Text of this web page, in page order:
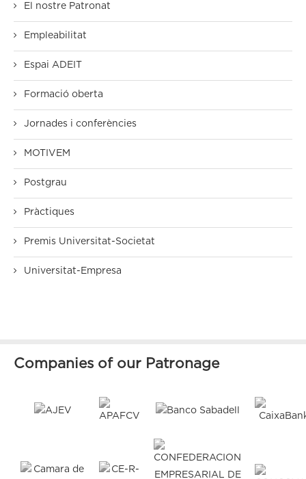
El nostre Patronat
Empleabilitat
Espai ADEIT
Formació oberta
Jornades i conferències
MOTIVEM
Postgrau
Pràctiques
Premis Universitat-Societat
Universitat-Empresa
Companies of our Patronage